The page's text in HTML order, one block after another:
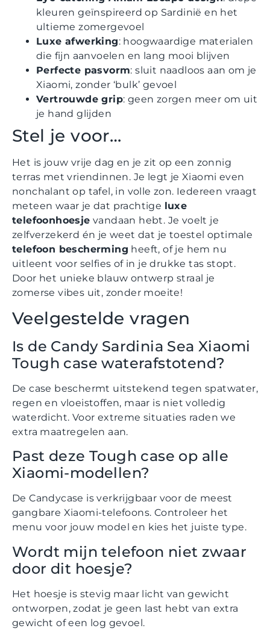
kleuren geïnspireerd op Sardinië en het
ultieme zomergevoel
Luxe afwerking: hoogwaardige materialen
die fijn aanvoelen en lang mooi blijven
Perfecte pasvorm: sluit naadloos aan om je
Xiaomi, zonder ‘bulk’ gevoel
Vertrouwde grip: geen zorgen meer om uit
je hand glijden
Stel je voor…
Het is jouw vrije dag en je zit op een zonnig
terras met vriendinnen. Je legt je Xiaomi even
nonchalant op tafel, in volle zon. Iedereen vraagt
meteen waar je dat prachtige luxe
telefoonhoesje vandaan hebt. Je voelt je
zelfverzekerd én je weet dat je toestel optimale
telefoon bescherming heeft, of je hem nu
uitleent voor selfies of in je drukke tas stopt.
Door het unieke blauw ontwerp straal je
zomerse vibes uit, zonder moeite!
Veelgestelde vragen
Is de Candy Sardinia Sea Xiaomi
Tough case waterafstotend?
De case beschermt uitstekend tegen spatwater,
regen en vloeistoffen, maar is niet volledig
waterdicht. Voor extreme situaties raden we
extra maatregelen aan.
Past deze Tough case op alle
Xiaomi-modellen?
De Candycase is verkrijgbaar voor de meest
gangbare Xiaomi-telefoons. Controleer het
menu voor jouw model en kies het juiste type.
Wordt mijn telefoon niet zwaar
door dit hoesje?
Het hoesje is stevig maar licht van gewicht
ontworpen, zodat je geen last hebt van extra
gewicht of een log gevoel.